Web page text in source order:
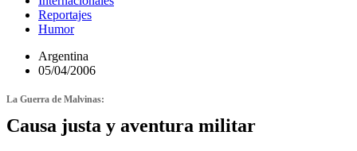
Reportajes
Humor
Argentina
05/04/2006
La Guerra de Malvinas:
Causa justa y aventura militar